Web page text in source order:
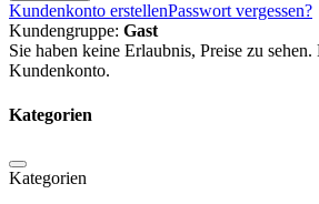
Kundenkonto erstellenPasswort vergessen?
Kundengruppe: Gast
Sie haben keine Erlaubnis, Preise zu
Kundenkonto.
Kategorien
Kategorien